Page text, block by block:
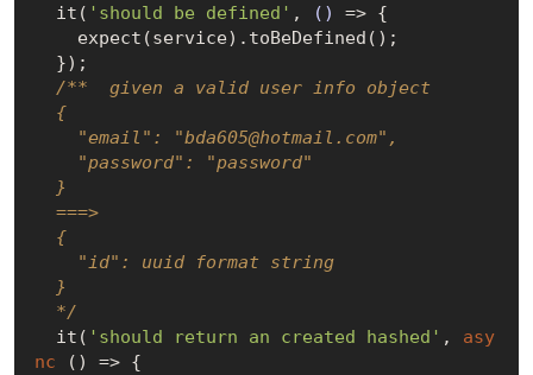
  it(
'should be defined' , () => {
/**  given a valid user info object
  */
  it(
'should return an created hashed' , asy
nc () => {